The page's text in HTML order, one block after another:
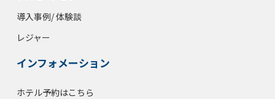
導入事例/ 体験談
レジャー
インフォメーション
ホテル予約はこちら